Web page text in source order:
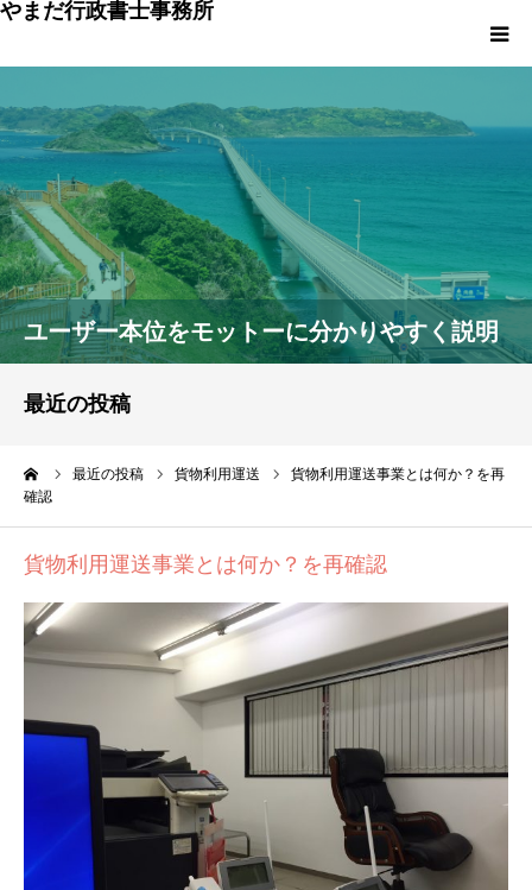
やまだ行政書士事務所
ユーザー本位をモットーに分かりやすく説明
最近の投稿
最近の投稿 貨物利用運送
貨物利用運送事業とは何か？を再
確認
貨物利用運送事業とは何か？を再確認
トップページ
事務所について
ご挨拶
料金のご説明